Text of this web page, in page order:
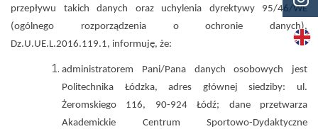
przepływu takich danych oraz uchylenia dyrektywy 95/46/WE
(ogólnego rozporządzenia o ochronie danych),
Dz.U.UE.L.2016.119.1, informuję, że:
administratorem Pani/Pana danych osobowych jest
Politechnika Łódzka, adres głównej siedziby: ul.
Żeromskiego 116, 90-924 Łódź; dane przetwarza
Akademickie Centrum Sportowo-Dydaktyczne